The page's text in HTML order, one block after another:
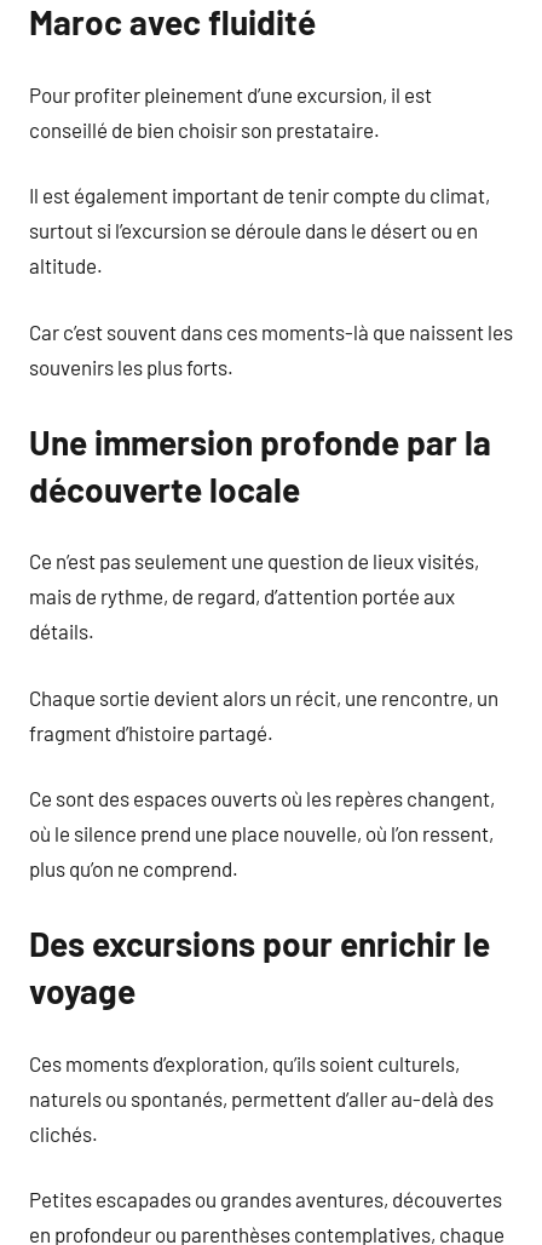
Maroc avec fluidité
Pour profiter pleinement d’une excursion, il est
conseillé de bien choisir son prestataire.
Il est également important de tenir compte du climat,
surtout si l’excursion se déroule dans le désert ou en
altitude.
Car c’est souvent dans ces moments-là que naissent les
souvenirs les plus forts.
Une immersion profonde par la
découverte locale
Ce n’est pas seulement une question de lieux visités,
mais de rythme, de regard, d’attention portée aux
détails.
Chaque sortie devient alors un récit, une rencontre, un
fragment d’histoire partagé.
Ce sont des espaces ouverts où les repères changent,
où le silence prend une place nouvelle, où l’on ressent,
plus qu’on ne comprend.
Des excursions pour enrichir le
voyage
Ces moments d’exploration, qu’ils soient culturels,
naturels ou spontanés, permettent d’aller au-delà des
clichés.
Petites escapades ou grandes aventures, découvertes
en profondeur ou parenthèses contemplatives, chaque